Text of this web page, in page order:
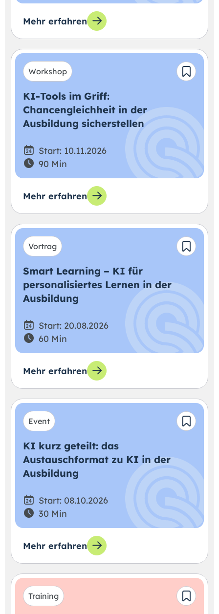
Mehr erfahren
Workshop
KI-Tools im Griff:
Chancengleichheit in der
Ausbildung sicherstellen
Start: 10.11.2026
90 Min
Mehr erfahren
Vortrag
Smart Learning – KI für
personalisiertes Lernen in der
Ausbildung
Start: 20.08.2026
60 Min
Mehr erfahren
Event
KI kurz geteilt: das
Austauschformat zu KI in der
Ausbildung
Start: 08.10.2026
30 Min
Mehr erfahren
Training